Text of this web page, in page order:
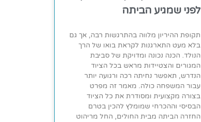
לפני שמגיע הביתה
תקופת ההיריון מלווה בהתרגשות רבה, אך גם
בלא מעט התארגנות לקראת בואו של הרך
הנולד. הכנה נכונה ומדויקת של סביבת
המגורים והצטיידות מראש בכל הציוד
הנדרש, תאפשר נחיתה רכה ורגועה יותר
עבור המשפחה כולה. מאמר זה מפרט
בצורה מקצועית ומסודרת את כל הציוד
הבסיסי וההכרחי שמומלץ להכין בטרם
החזרה הביתה מבית החולים, החל מריהוט